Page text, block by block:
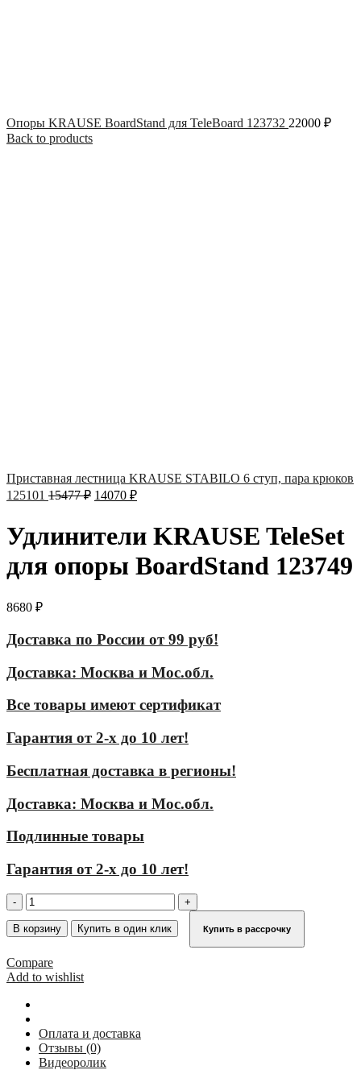
Опоры KRAUSE BoardStand для TeleBoard 123732 22000 ₽
Back to products
Приставная лестница KRAUSE STABILO 6 ступ, пара крюков
125101 15477₽ 14070 ₽
Удлинители KRAUSE TeleSet
для опоры BoardStand 123749
8680 ₽
Доставка по России от 99 руб!
Доставка: Москва и Мос.обл.
Все товары имеют сертификат
Гарантия от 2-х до 10 лет!
Бесплатная доставка в регионы!
Доставка: Москва и Мос.обл.
Подлинные товары
Гарантия от 2-х до 10 лет!
Количество
товара
Удлинители
TeleSet
для
опоры
BoardStand
123749
В корзину Купить в один клик Купить в рассрочку
Compare
Add to wishlist
Оплата и доставка
Отзывы (0)
Видеоролик